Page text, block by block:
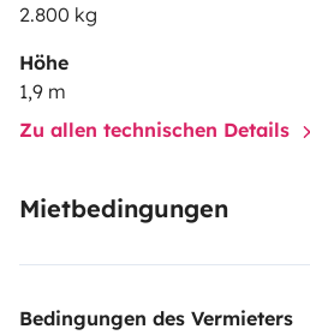
2.800 kg
Höhe
1,9 m
Zu allen technischen Details
Mietbedingungen
Bedingungen des Vermieters